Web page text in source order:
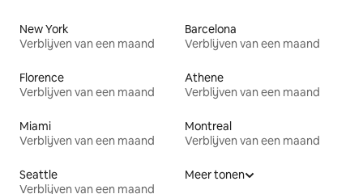
New York
Verblijven van een maand
Barcelona
Verblijven van een maand
Florence
Verblijven van een maand
Athene
Verblijven van een maand
Miami
Verblijven van een maand
Montreal
Verblijven van een maand
Seattle
Verblijven van een maand
Meer tonen